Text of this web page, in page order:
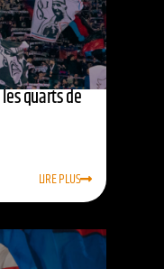
les quarts de
LIRE PLUS